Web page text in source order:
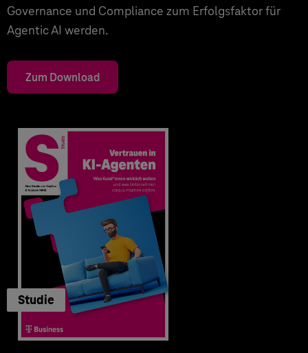
Governance und Compliance zum Erfolgsfaktor für
Agentic AI werden.
Zum Download
Studie